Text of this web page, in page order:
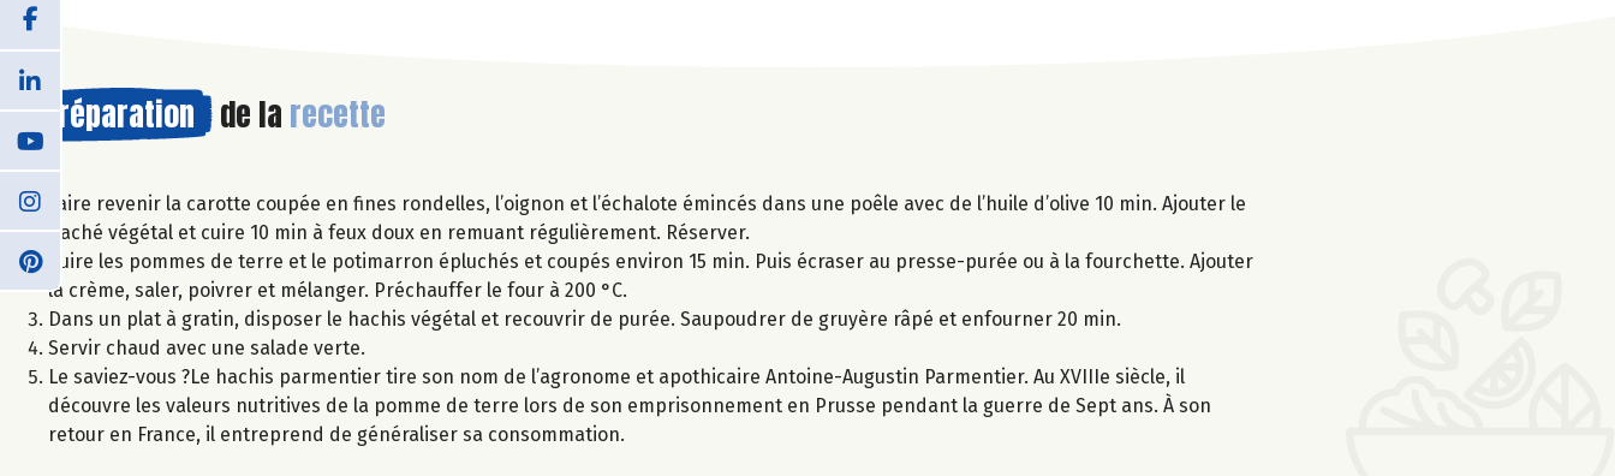
Préparation de la recette
Faire revenir la carotte coupée en fines rondelles, l’oignon et l’échalote émincés dans une poêle avec de l’huile d’olive 10 min. Ajouter le
haché végétal et cuire 10 min à feux doux en remuant régulièrement. Réserver.
Cuire les pommes de terre et le potimarron épluchés et coupés environ 15 min. Puis écraser au presse-purée ou à la fourchette. Ajouter
la crème, saler, poivrer et mélanger. Préchauffer le four à 200 °C.
Dans un plat à gratin, disposer le hachis végétal et recouvrir de purée. Saupoudrer de gruyère râpé et enfourner 20 min.
Servir chaud avec une salade verte.
Le saviez-vous ?Le hachis parmentier tire son nom de l’agronome et apothicaire Antoine-Augustin Parmentier. Au XVIIIe siècle, il
découvre les valeurs nutritives de la pomme de terre lors de son emprisonnement en Prusse pendant la guerre de Sept ans. À son
retour en France, il entreprend de généraliser sa consommation.